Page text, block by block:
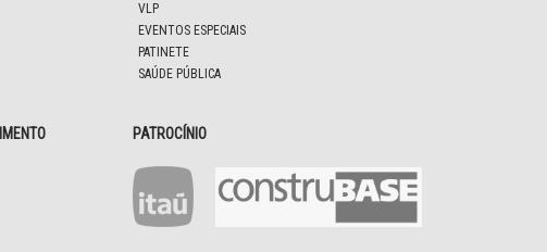
VLP
EVENTOS ESPECIAIS
PATINETE
SAÚDE PÚBLICA
PATROCÍNIO